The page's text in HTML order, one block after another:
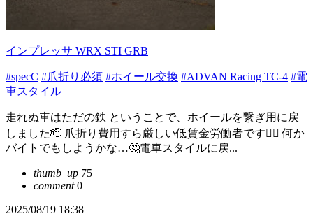
インプレッサ WRX STI GRB
#specC #爪折り必須 #ホイール交換 #ADVAN Racing TC-4 #電
車スタイル
走れぬ車はただの鉄 ということで、ホイールを繋ぎ用に戻
しました🫡 爪折り費用すら厳しい低賃金労働者です😮‍💨 何か
バイトでもしようかな…🤔電車スタイルに戻...
thumb_up 75
comment0
2025/08/19 18:38